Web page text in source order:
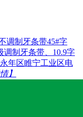
调制牙条带45#字
调制牙条带、10.9字
年区睢宁工业区电
】